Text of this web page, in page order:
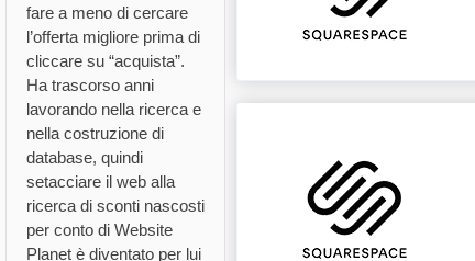
fare a meno di cercare
l’offerta migliore prima di
cliccare su “acquista”.
Ha trascorso anni
lavorando nella ricerca e
nella costruzione di
database, quindi
setacciare il web alla
ricerca di sconti nascosti
per conto di Website
Planet è diventato per lui